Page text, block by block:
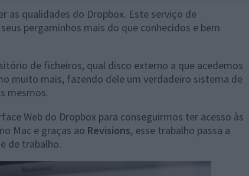
as qualidades do Dropbox. Este serviço de
pergaminhos mais do que conhecidos e bem
de ficheiros, qual disco externo a que acedemos
muito mais, fazendo dele um verdadeiro sistema de
mesmos.
Web do Dropbox para conseguirmos ter acesso às
Mac e graças ao Revisions, esse trabalho passa a
de trabalho.